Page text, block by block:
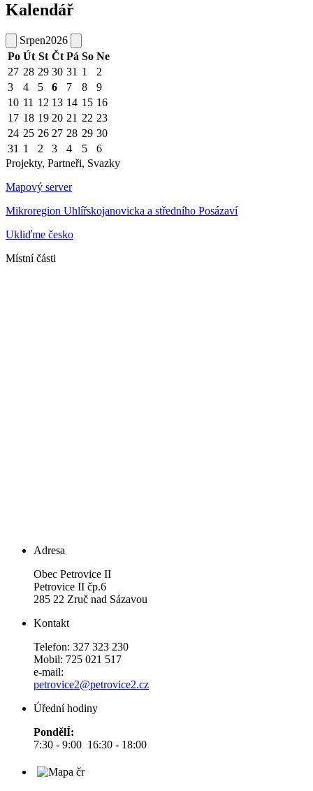
Kalendář
Srpen2026
Po Út St Čt Pá So Ne
27 28 29 30 31 1
2
3
4 5 6 7 8
9
10 11 12 13 14 15 16
17 18 19 20 21 22 23
24 25 26 27 28 29 30
31 1 2 3 4 5
6
Projekty, Partneři, Svazky
Mapový server
Mikroregion Uhlířskojanovicka a středního Posázaví
Ukliďme česko
Místní části
Adresa
Obec Petrovice II
Petrovice II čp.6
285 22 Zruč nad Sázavou
Kontakt
Telefon: 327 323 230
Mobil: 725 021 517
e-mail:
petrovice2@petrovice2.cz
Úřední hodiny
PondělÍ:
7:30 - 9:00 16:30 - 18:00